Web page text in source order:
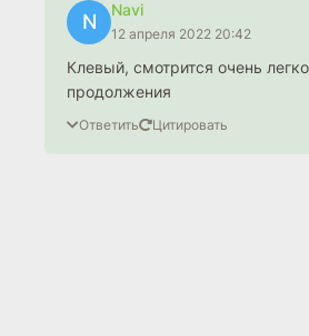
N
Navi
12 апреля 2022 20:42
Клевый, смотрится очень
продолжения
Ответить Цитировать